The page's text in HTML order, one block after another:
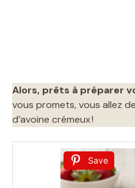
Alors, prêts à préparer
vous promets, vous allez
d’avoine crémeux !
Save